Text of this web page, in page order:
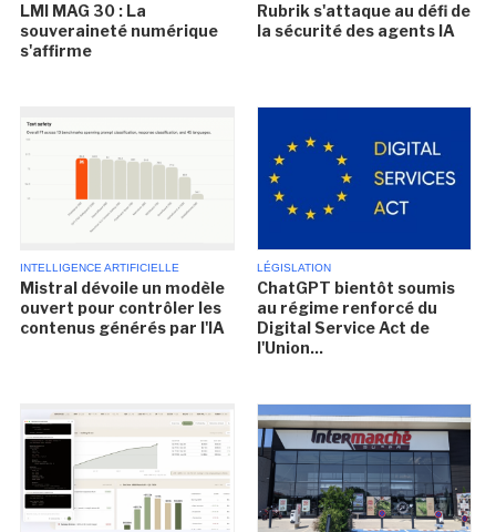
LMI MAG 30 : La
souveraineté numérique
s'affirme
Rubrik s'attaque au défi de
la sécurité des agents IA
INTELLIGENCE ARTIFICIELLE
Mistral dévoile un modèle
ouvert pour contrôler les
contenus générés par l'IA
LÉGISLATION
ChatGPT bientôt soumis
au régime renforcé du
Digital Service Act de
l'Union...